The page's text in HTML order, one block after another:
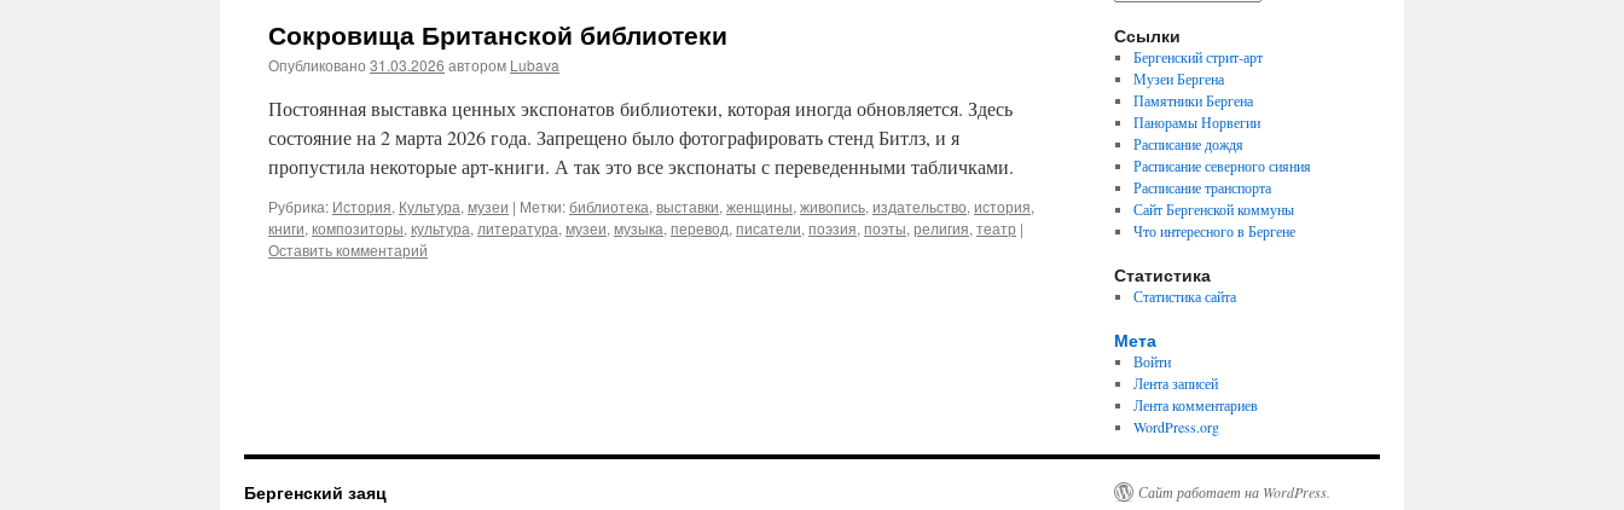
Сокровища Британской библиотеки
Опубликовано 31.03.2026 автором Lubava
Постоянная выставка ценных экспонатов библиотеки, которая иногда обновляется. Здесь
состояние на 2 марта 2026 года. Запрещено было фотографировать стенд Битлз, и я
пропустила некоторые арт-книги. А так это все экспонаты с переведенными табличками.
Рубрика: История, Культура, музеи | Метки:библиотека, выставки, женщины, живопись, издательство, история,
книги, композиторы, культура, литература, музеи, музыка, перевод, писатели, поэзия, поэты, религия, театр |
Оставить комментарий
Ссылки
Бергенский стрит-арт
Музеи Бергена
Памятники Бергена
Панорамы Норвегии
Расписание дождя
Расписание северного сияния
Расписание транспорта
Сайт Бергенской коммуны
Что интересного в Бергене
Статистика
Статистика сайта
Мета
Войти
Лента записей
Лента комментариев
WordPress.org
Бергенский заяц Сайт работает на WordPress.